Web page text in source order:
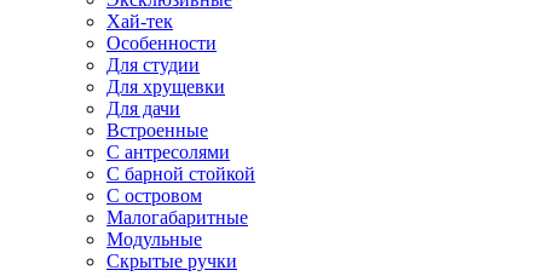
Хай-тек
Особенности
Для студии
Для хрущевки
Для дачи
Встроенные
С антресолями
С барной стойкой
С островом
Малогабаритные
Модульные
Скрытые ручки